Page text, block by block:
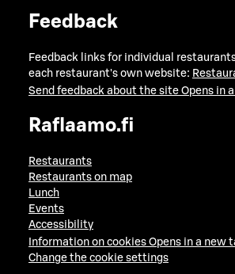
Feedback
Feedback links for individual
each restaurant's own website:
Send feedback about the site Opens in
Raflaamo.fi
Restaurants
Restaurants on map
Lunch
Events
Accessibility
Information on cookies Opens in a new
Change the cookie settings